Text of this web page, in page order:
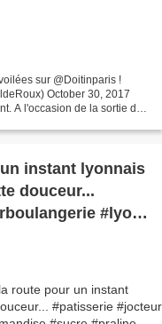
sur @Doitinparis !
October 30, 2017
A l'occasion de la sortie de
instant lyonnais
#lyon
#rose